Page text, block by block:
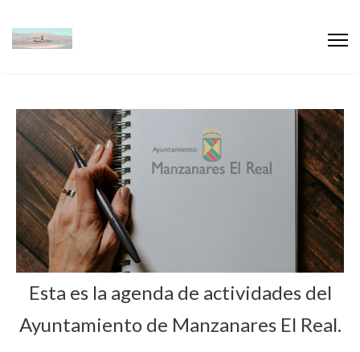
Esta es la agenda de actividades del
Ayuntamiento de Manzanares El Real.